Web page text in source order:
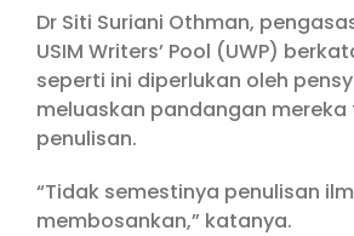
Dr Siti Suriani Othman,
USIM Writers’ Pool (UWP)
seperti ini diperlukan oleh
meluaskan pandangan
penulisan.
“Tidak semestinya penulisan
membosankan,” katanya.